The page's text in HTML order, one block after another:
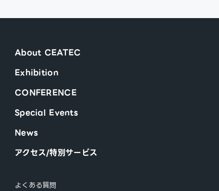
About CEATEC
Exhibition
CONFERENCE
Special Events
News
アクセス/特別サービス
よくある質問